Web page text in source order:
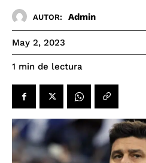
AUTOR: Admin
May 2, 2023
1 min de lectura